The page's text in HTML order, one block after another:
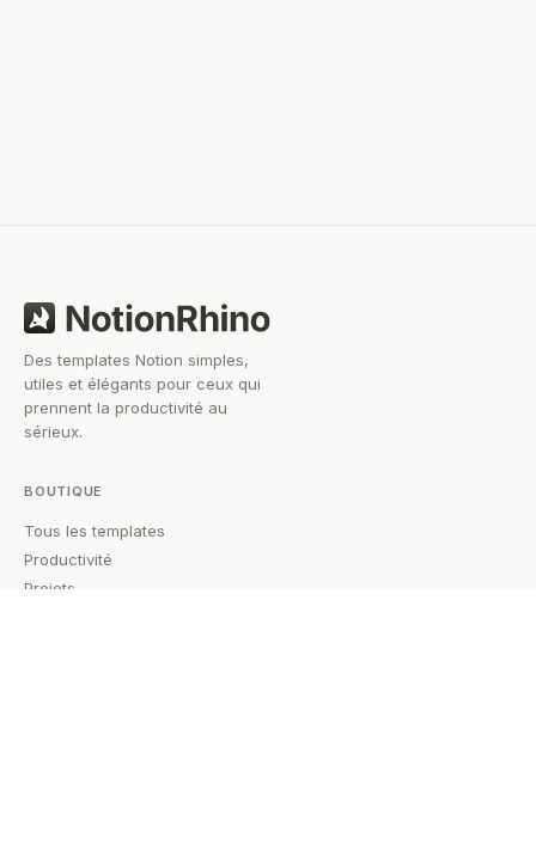
Des templates Notion simples,
utiles et élégants pour ceux qui
prennent la productivité au
sérieux.
BOUTIQUE
Tous les templates
Productivité
Projets